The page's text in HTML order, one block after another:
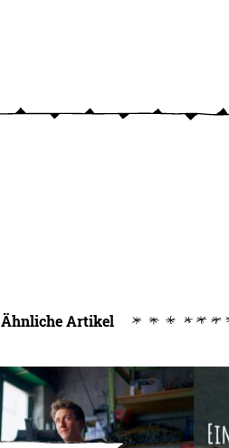
Ähnliche Artikel